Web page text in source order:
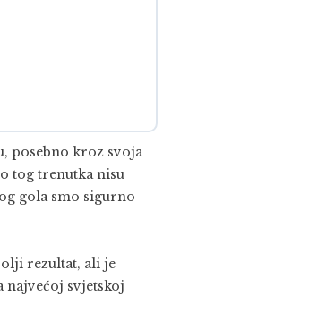
posebno kroz svoja
tog trenutka nisu
gola smo sigurno
rezultat, ali je
najvećoj svjetskoj